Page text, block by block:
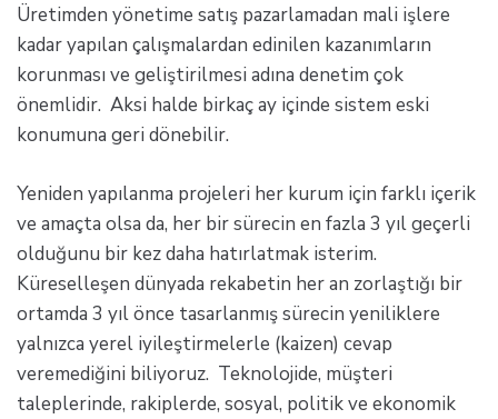
Üretimden yönetime satış pazarlamadan mali işlere
kadar yapılan çalışmalardan edinilen kazanımların
korunması ve geliştirilmesi adına denetim çok
önemlidir. Aksi halde birkaç ay içinde sistem eski
konumuna geri dönebilir.
Yeniden yapılanma projeleri her kurum için farklı içerik
ve amaçta olsa da, her bir sürecin en fazla 3 yıl geçerli
olduğunu bir kez daha hatırlatmak isterim.
Küreselleşen dünyada rekabetin her an zorlaştığı bir
ortamda 3 yıl önce tasarlanmış sürecin yeniliklere
yalnızca yerel iyileştirmelerle (kaizen) cevap
veremediğini biliyoruz. Teknolojide, müşteri
taleplerinde, rakiplerde, sosyal, politik ve ekonomik